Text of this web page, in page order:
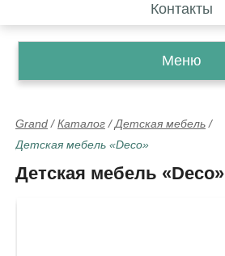
Контакты
Меню
Grand /Каталог /Детская мебель /
Детская мебель «Deco»
Детская мебель «Deco»